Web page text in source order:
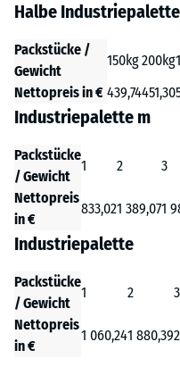
Halbe
Packstücke /
Gewicht
150kg200kg
Nettopreis in € 439,74451,30
Industriepalette m
Packstücke
/ Gewicht
1 2 3
Nettopreis
in €
833,021 389,071
Industriepalette
Packstücke
/ Gewicht
1 2 3
Nettopreis
in €
1 060,241 880,39